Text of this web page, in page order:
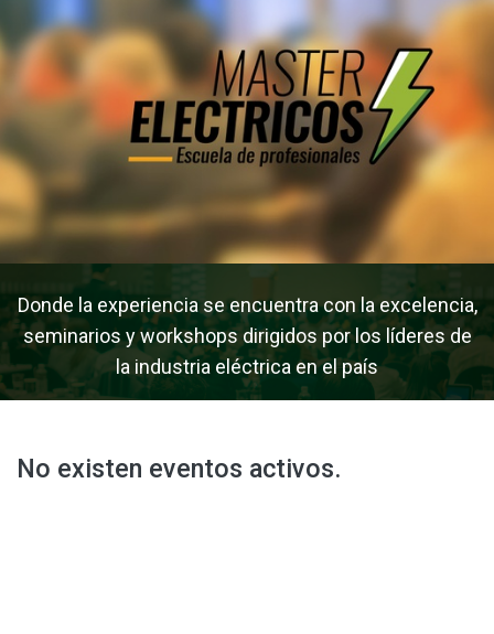
Donde la experiencia se encuentra con la excelencia,
seminarios y workshops dirigidos por los líderes de
la industria eléctrica en el país
No existen eventos activos.